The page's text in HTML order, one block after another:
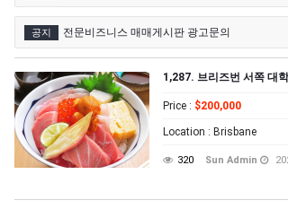
공지 전문비즈니스 매매게시판 광고문의
1,287. 브리즈번 서쪽 대
Price : $200,000
Location : Brisbane
320 Sun Admin